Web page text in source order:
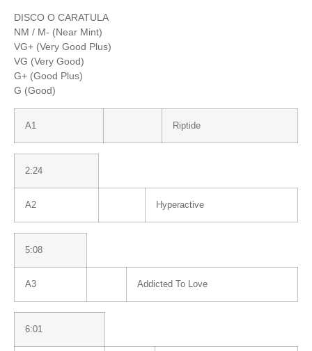
DISCO O CARATULA
NM / M- (Near Mint)
VG+ (Very Good Plus)
VG (Very Good)
G+ (Good Plus)
G (Good)
A1 Riptide
2:24
A2 Hyperactive
5:08
A3 Addicted To Love
6:01